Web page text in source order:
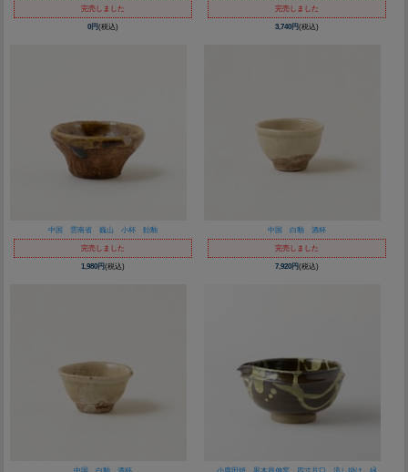
完売しました
0円(税込)
完売しました
3,740円(税込)
中国 雲南省 巍山 小杯 飴釉
完売しました
1,980円(税込)
中国 白釉 酒杯
完売しました
7,920円(税込)